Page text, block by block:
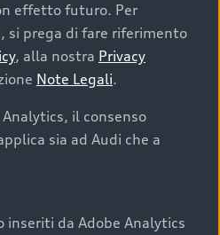
di
prossima
considerare prima di
al prezzo e all'aspetto,
contenuto corrisponde a
effetto futuro. Per
si prega di fare riferimento
, alla nostra Privacy
Note Legali.
il consenso
sia ad Audi che a
inseriti da Adobe Analytics